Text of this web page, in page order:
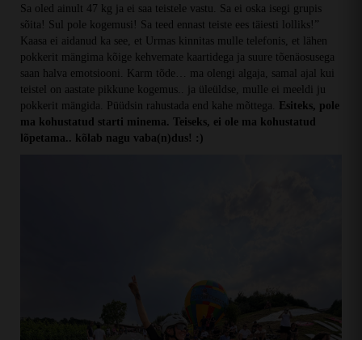
Sa oled ainult 47 kg ja ei saa teistele vastu. Sa ei oska isegi grupis
sõita! Sul pole kogemusi! Sa teed ennast teiste ees täiesti lolliks!”
Kaasa ei aidanud ka see, et Urmas kinnitas mulle telefonis, et lähen
pokkerit mängima kõige kehvemate kaartidega ja suure tõenäosusega
saan halva emotsiooni. Karm tõde… ma olengi algaja, samal ajal kui
teistel on aastate pikkune kogemus.. ja üleüldse, mulle ei meeldi ju
pokkerit mängida. Püüdsin rahustada end kahe mõttega.
Esiteks, pole
ma kohustatud starti minema. Teiseks, ei ole ma kohustatud
lõpetama.. kõlab nagu vaba(n)dus! :)